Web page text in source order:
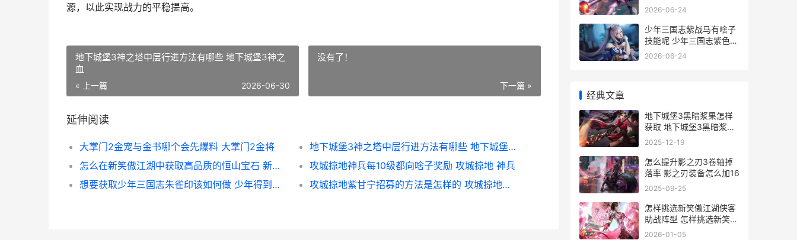
源，以此实现战力的平稳提高。
地下城堡3神之塔中层行进方法有哪些 地下城堡3神之
血
« 上一篇 2026-06-30
没有了！
下一篇 »
延伸阅读
大掌门2金宠与金书哪个会先爆料 大掌门2金将
地下城堡3神之塔中层行进方法有哪些 地下城堡3神之血
怎么在新笑傲江湖中获取高品质的恒山宝石 新笑傲江湖游戏视频播放
攻城掠地神兵每10级都向啥子奖励 攻城掠地 神兵
想要获取少年三国志朱雀印该如何做 少年得到的兑换码有哪些
攻城掠地紫甘宁招募的方法是怎样的 攻城掠地紫甘宁怎么过
ol畜牲道男技能
2026-06-24
少年三国志紫战马有啥子
技能呢 少年三国志紫色武
将怎么处理
2026-06-24
经典文章
地下城堡3黑暗浆果怎样
获取 地下城堡3黑暗浆果
怎么获得
2025-12-19
怎么提升影之刃3卷轴掉
落率 影之刃装备怎么加16
2025-09-25
怎样挑选新笑傲江湖侠客
助战阵型 怎样挑选新笑傲
江湖账号
2026-01-05